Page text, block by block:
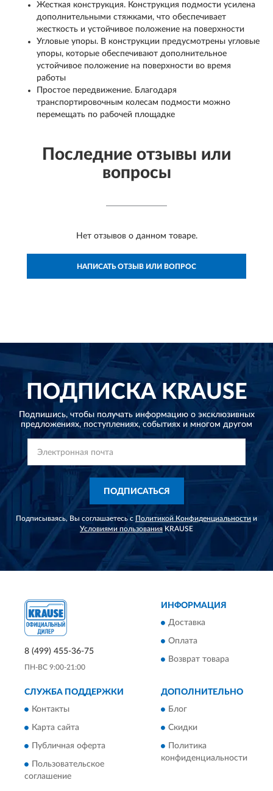
Жесткая конструкция. Конструкция подмости усилена
дополнительными стяжками, что обеспечивает
жесткость и устойчивое положение на поверхности
Угловые упоры. В конструкции предусмотрены угловые
упоры, которые обеспечивают дополнительное
устойчивое положение на поверхности во время
работы
Простое передвижение. Благодаря
транспортировочным колесам подмости можно
перемещать по рабочей площадке
Последние отзывы или
вопросы
Нет отзывов о данном товаре.
НАПИСАТЬ ОТЗЫВ ИЛИ ВОПРОС
ПОДПИСКАKRAUSE
Подпишись, чтобы получать информацию о эксклюзивных
предложениях, поступлениях, событиях и многом другом
ПОДПИСАТЬСЯ
Подписываясь, Вы соглашаетесь с Политикой Конфиденциальности и
Условиями пользования KRAUSE
8 (499) 455-36-75
ПН-ВС 9:00-21:00
ИНФОРМАЦИЯ
Доставка
Оплата
Возврат товара
СЛУЖБА ПОДДЕРЖКИ
Контакты
Карта сайта
Публичная оферта
Пользовательское
соглашение
ДОПОЛНИТЕЛЬНО
Блог
Скидки
Политика
конфиденциальности